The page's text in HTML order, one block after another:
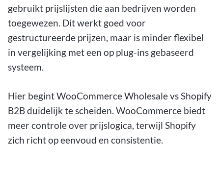
gebruikt prijslijsten die aan bedrijven worden
toegewezen. Dit werkt goed voor
gestructureerde prijzen, maar is minder flexibel
in vergelijking met een op plug-ins gebaseerd
systeem.
Hier begint WooCommerce Wholesalevs Shopify
B2B duidelijk te scheiden. WooCommerce biedt
meer controle over prijslogica, terwijl Shopify
zich richt op eenvoud en consistentie.